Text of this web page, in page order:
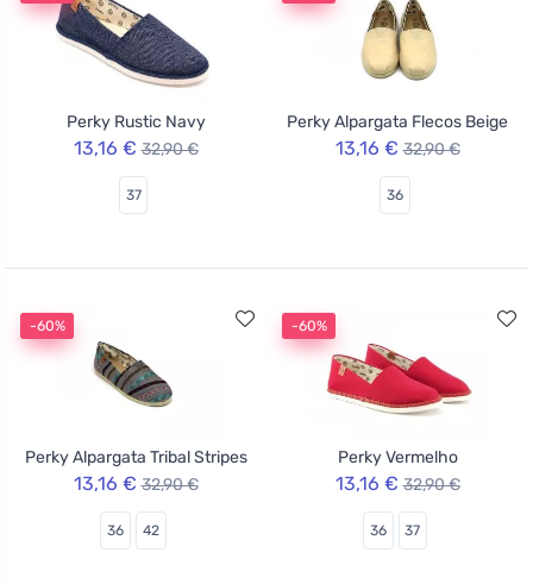
Perky Rustic Navy
13,16 € 32,90 €
37
Perky Alpargata Flecos Beige
13,16 € 32,90 €
36
-60%
Perky Alpargata Tribal Stripes
13,16 € 32,90 €
36 42
-60%
Perky Vermelho
13,16 € 32,90 €
36 37